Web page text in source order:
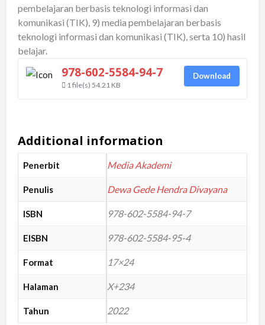
pembelajaran berbasis teknologi informasi dan
komunikasi (TIK), 9) media pembelajaran berbasis
teknologi informasi dan komunikasi (TIK), serta 10) hasil
belajar.
978-602-5584-94-7
1 file(s) 54.21 KB
Download
Additional information
Penerbit Media Akademi
Penulis Dewa Gede Hendra Divayana
ISBN 978-602-5584-94-7
EISBN 978-602-5584-95-4
Format 17×24
Halaman X+234
Tahun 2022